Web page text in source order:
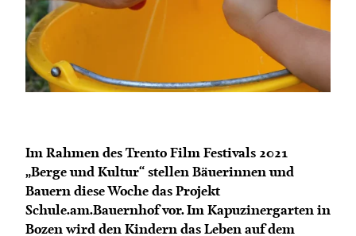
Mitgliedschaft
Landessekretariat
Bäuerliche Buffets
Hofgeschichten
Im Rahmen des Trento Film Festivals 2021
„Berge und Kultur“ stellen Bäuerinnen und
Bauern diese Woche das Projekt
Schule.am.Bauernhof vor. Im Kapuzinergarten in
Bozen wird den Kindern das Leben auf dem